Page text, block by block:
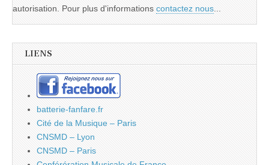
autorisation. Pour plus d'informations contactez nous
LIENS
batterie-fanfare.fr
Cité de la Musique – Paris
CNSMD – Lyon
CNSMD – Paris